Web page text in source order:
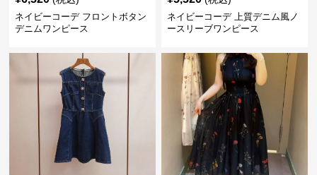
ネイビーコーデ フロントボタン
デニムワンピース
ネイビーコーデ 上質デニム風ノ
ースリーブワンピース